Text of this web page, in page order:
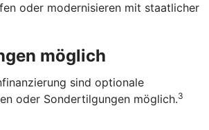
oder modernisieren mit staatlicher
möglich
sind optionale
oder Sondertilgungen möglich.3